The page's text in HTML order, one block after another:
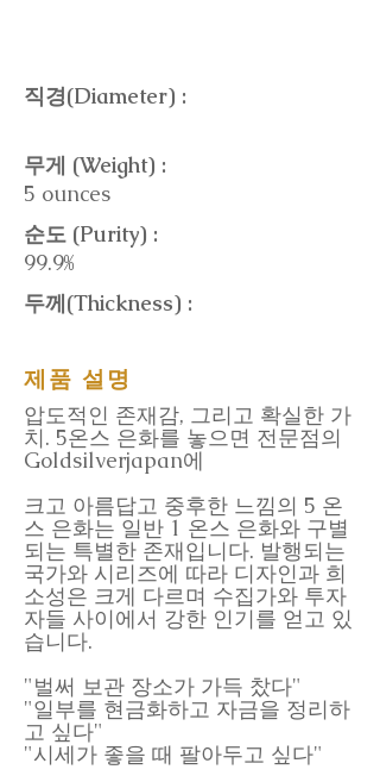
직경(Diameter) :
무게 (Weight) :
5 ounces
순도 (Purity) :
99.9%
두께(Thickness) :
제품 설명
압도적인 존재감, 그리고 확실한 가
치. 5온스 은화를 놓으면 전문점의
Goldsilverjapan에
크고 아름답고 중후한 느낌의 5 온
스 은화는 일반 1 온스 은화와 구별
되는 특별한 존재입니다. 발행되는
국가와 시리즈에 따라 디자인과 희
소성은 크게 다르며 수집가와 투자
자들 사이에서 강한 인기를 얻고 있
습니다.
"벌써 보관 장소가 가득 찼다"
"일부를 현금화하고 자금을 정리하
고 싶다"
"시세가 좋을 때 팔아두고 싶다"